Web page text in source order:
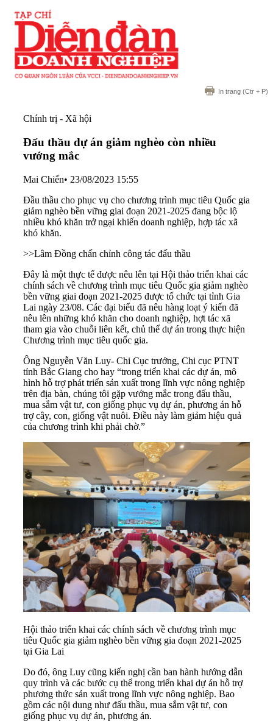
In trang (Ctr + P)
Chính trị - Xã hội
Đấu thầu dự án giảm nghèo còn nhiều
vướng mắc
Mai Chiến• 23/08/2023 15:55
Đầu thầu cho phục vụ cho chương trình mục tiêu Quốc gia
giảm nghèo bền vững giai đoạn 2021-2025 đang bộc lộ
nhiều khó khăn trở ngại khiến doanh nghiệp, hợp tác xã
khó khăn.
>>Lâm Đồng chấn chỉnh công tác đấu thầu
Đây là một thực tế được nêu lên tại Hội thảo triển khai các
chính sách về chương trình mục tiêu Quốc gia giảm nghèo
bền vững giai đoạn 2021-2025 được tổ chức tại tỉnh Gia
Lai ngày 23/08. Các đại biểu đã nêu hàng loạt ý kiến đã
nêu lên những khó khăn cho doanh nghiệp, hợt tác xã
tham gia vào chuỗi liên kết, chủ thể dự án trong thực hiện
Chương trình mục tiêu quốc gia.
Ông Nguyễn Văn Luy- Chi Cục trưởng, Chi cục PTNT
tỉnh Bắc Giang cho hay “trong triển khai các dự án, mô
hình hỗ trợ phát triển sản xuất trong lĩnh vực nông nghiệp
trên địa bàn, chúng tôi gặp vướng mắc trong đấu thầu,
mua sắm vật tư, con giống phục vụ dự án, phương án hỗ
trợ cây, con, giống vật nuôi. Điều này làm giảm hiệu quả
của chương trình khi phải chờ.”
Hội thảo triển khai các chính sách về chương trình mục
tiêu Quốc gia giảm nghèo bền vững gia đoạn 2021-2025
tại Gia Lai
Do đó, ông Luy cũng kiến nghị cần ban hành hướng dẫn
quy trình và các bước cụ thể trong triển khai dự án hỗ trợ
phương thức sản xuất trong lĩnh vực nông nghiệp. Bao
gồm các nội dung như đấu thầu, mua sắm vật tư, con
giống phục vụ dự án, phương án.